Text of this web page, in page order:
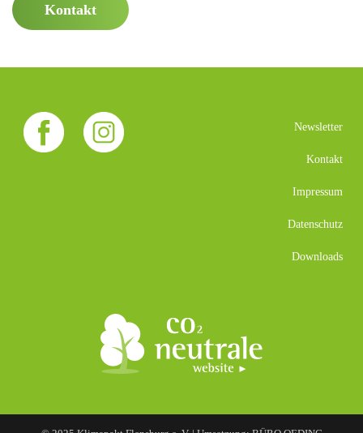
Kontakt
Newsletter
Kontakt
Impressum
Datenschutz
Downloads